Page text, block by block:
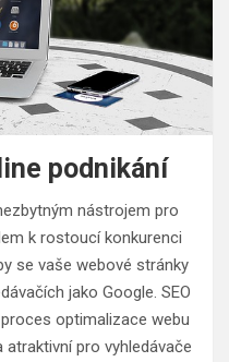
podnikání
nástrojem pro
k rostoucí konkurenci
se vaše webové stránky
jako Google. SEO
optimalizace webu
atraktivní pro vyhledávače